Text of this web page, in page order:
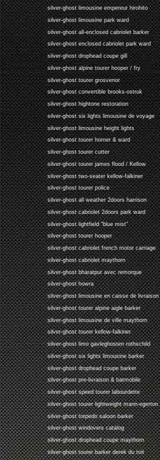
silver-ghost limousine empereur hirohito
silver-ghost limousine park ward
silver-ghost all-enclosed cabriolet barker
silver-ghost enclosed cabriolet park ward
silver-ghost drophead coupe gill
silver-ghost alpine tourer hooper / fry
silver-ghost tourer grosvenor
silver-ghost convertible brooks-ostruk
silver-ghost hightone restoration
silver-ghost six lights limousine de voyage
silver-ghost limousine height lights
silver-ghost tourer horner & ward
silver-ghost tourer cutter
silver-ghost tourer james flood / Kellow
silver-ghost two-seater kellow-falkiner
silver-ghost tourer police
silver-ghost all weather 2doors harrison
silver-ghost cabriolet 2doors park ward
silver-ghost lightfield "blue mist"
silver-ghost tourer hooper
silver-ghost cabriolet french motor carriage
silver-ghost cabriolet maythorn
silver-ghost bharatpur avec remorque
silver-ghost howra
silver-ghost limousine en caisse de livraison
silver-ghost tourer alpine aigle barker
silver-ghost limousine de ville maythorn
silver-ghost tourer kellow-falkiner
silver-ghost limo gavleghosten rothschild
silver-ghost six lights limousine barker
silver-ghost drophead coupe barker
silver-ghost pre-livraison & batmobile
silver-ghost speed tourer labourdette
silver-ghost tourer lightweight mann-egerton
silver-ghost torpedo saloon barker
silver-ghost windovers catalog
silver-ghost drophead coupe maythorn
silver-ghost tourer barker derek du toit